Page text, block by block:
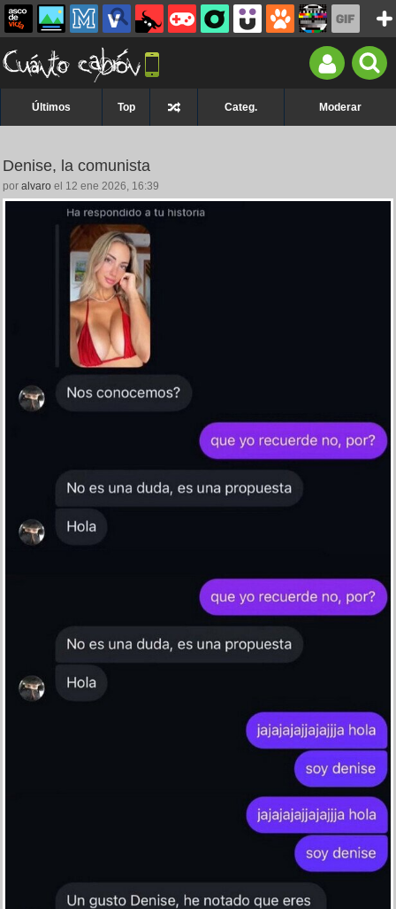
Últimos Top Categ. Moderar
Denise, la comunista
por alvaro el 12 ene 2026, 16:39